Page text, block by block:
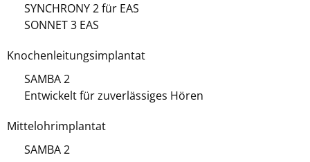
SYNCHRONY 2 für EAS
SONNET 3 EAS
Knochenleitungsimplantat
SAMBA 2
Entwickelt für zuverlässiges Hören
Mittelohrimplantat
SAMBA 2